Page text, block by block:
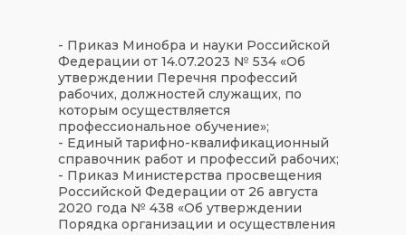
- Приказ Минобра и науки Российской
Федерации от 14.07.2023 № 534 «Об
утверждении Перечня профессий
рабочих, должностей служащих, по
которым осуществляется
профессиональное обучение»;
- Единый тарифно-квалификационный
справочник работ и профессий рабочих;
- Приказ Министерства просвещения
Российской Федерации от 26 августа
2020 года № 438 «Об утверждении
Порядка организации и осуществления